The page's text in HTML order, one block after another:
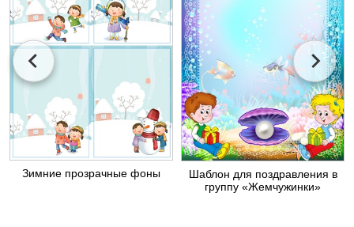
Зимние прозрачные фоны
Шаблон для поздравления в
группу «Жемчужинки»